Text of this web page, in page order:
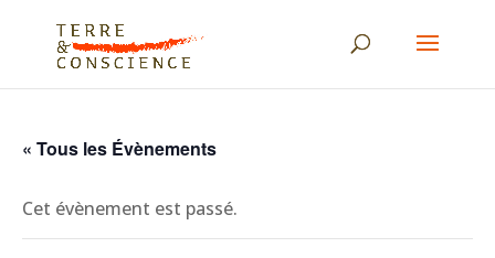
« Tous les Évènements
Cet évènement est passé.